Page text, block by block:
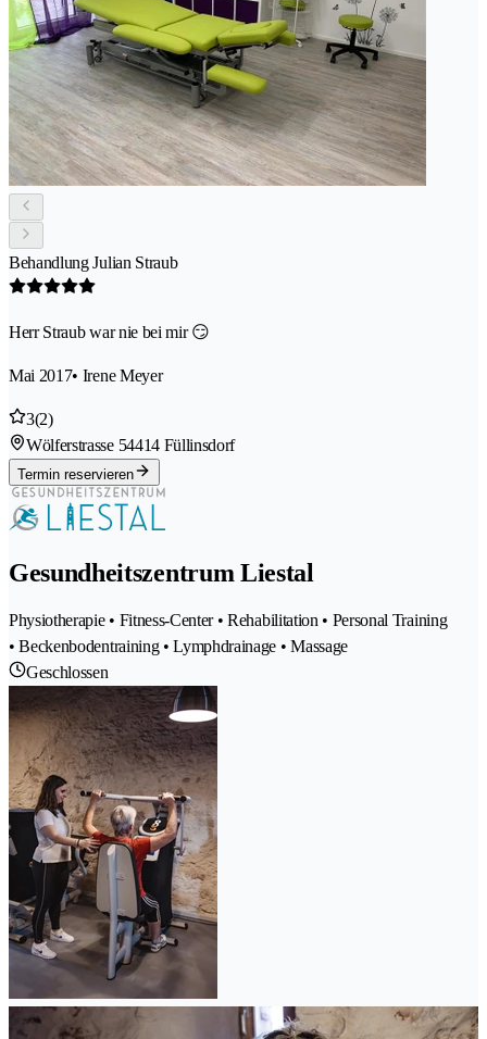
Behandlung Julian Straub
Herr Straub war nie bei mir 😏
Mai 2017• Irene Meyer
3(2)
Wölferstrasse 54414 Füllinsdorf
Termin reservieren
Gesundheitszentrum Liestal
Physiotherapie • Fitness-Center • Rehabilitation • Personal Training
• Beckenbodentraining • Lymphdrainage • Massage
Geschlossen